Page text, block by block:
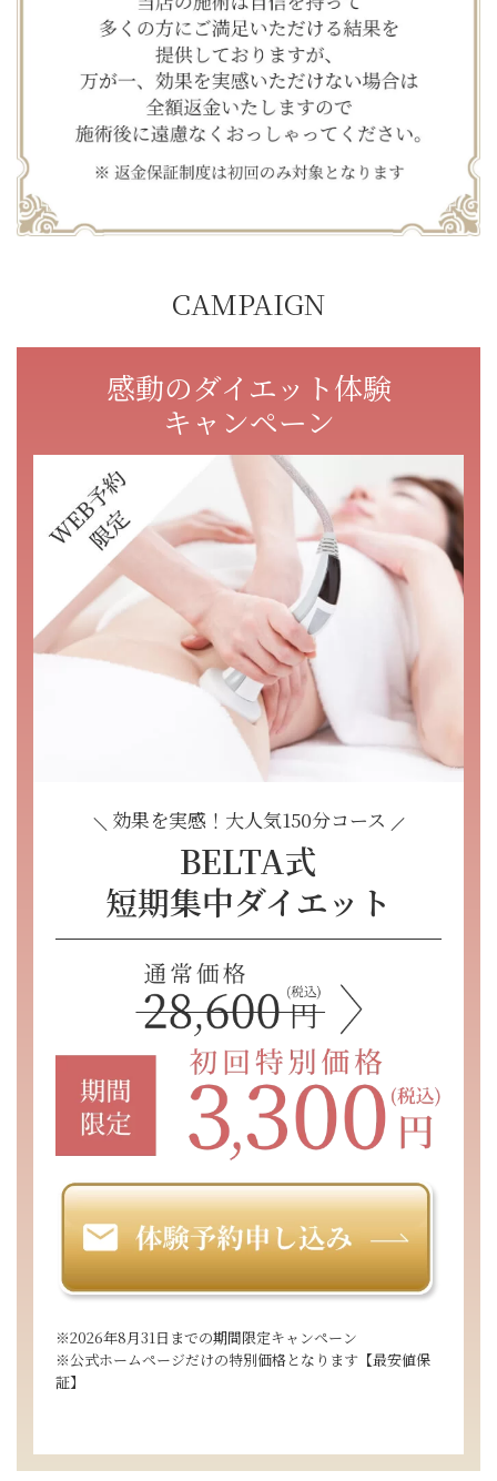
CAMPAIGN
感動のダイエット体験
キャンペーン
効果を実感！大人気150分コース
BELTA式
短期集中ダイエット
※2026年8月31日までの期間限定キャンペーン
※公式ホームページだけの特別価格となります【最安値保
証】